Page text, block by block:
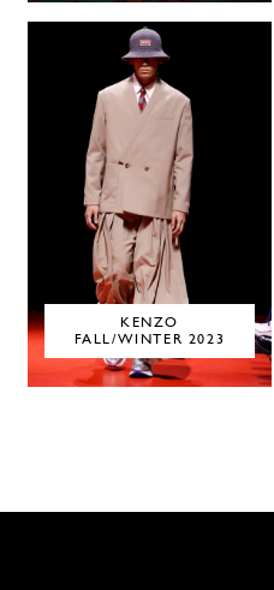
KENZO
FALL/WINTER 2023